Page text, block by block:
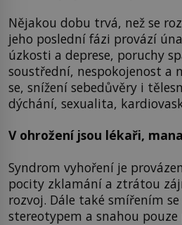
Nějakou dobu trvá, než se
jeho poslední fázi provází
úzkosti a deprese, poruchy
soustřední, nespokojenost a
se, snížení sebedůvěry i
dýchání, sexualita,
V ohrožení jsou lékaři,
Syndrom vyhoření je
pocity zklamání a ztrátou
rozvoj. Dále také smířením
stereotypem a snahou pouze